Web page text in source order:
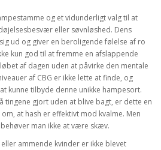
og et vidunderligt valg til at
eller søvnløshed. Dens
ud og giver en beroligende følelse af ro
kun god til at fremme en afslappende
af dagen uden at påvirke den mentale
af CBG er ikke lette at finde, og
kunne tilbyde denne unikke hampesort.
tingene gjort uden at blive bagt, er dette en
at hash er effektivt mod kvalme. Men
man ikke at være skæv.
ammende kvinder er ikke blevet